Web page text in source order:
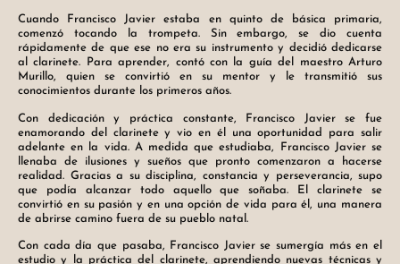
Cuando Francisco Javier estaba en quinto de básica primaria,
comenzó tocando la trompeta. Sin embargo, se dio cuenta
rápidamente de que ese no era su instrumento y decidió dedicarse
al clarinete. Para aprender, contó con la guía del maestro Arturo
Murillo, quien se convirtió en su mentor y le transmitió sus
conocimientos durante los primeros años.
Con dedicación y práctica constante, Francisco Javier se fue
enamorando del clarinete y vio en él una oportunidad para salir
adelante en la vida. A medida que estudiaba, Francisco Javier se
llenaba de ilusiones y sueños que pronto comenzaron a hacerse
realidad. Gracias a su disciplina, constancia y perseverancia, supo
que podía alcanzar todo aquello que soñaba. El clarinete se
convirtió en su pasión y en una opción de vida para él, una manera
de abrirse camino fuera de su pueblo natal.
Con cada día que pasaba, Francisco Javier se sumergía más en el
estudio y la práctica del clarinete, aprendiendo nuevas técnicas y